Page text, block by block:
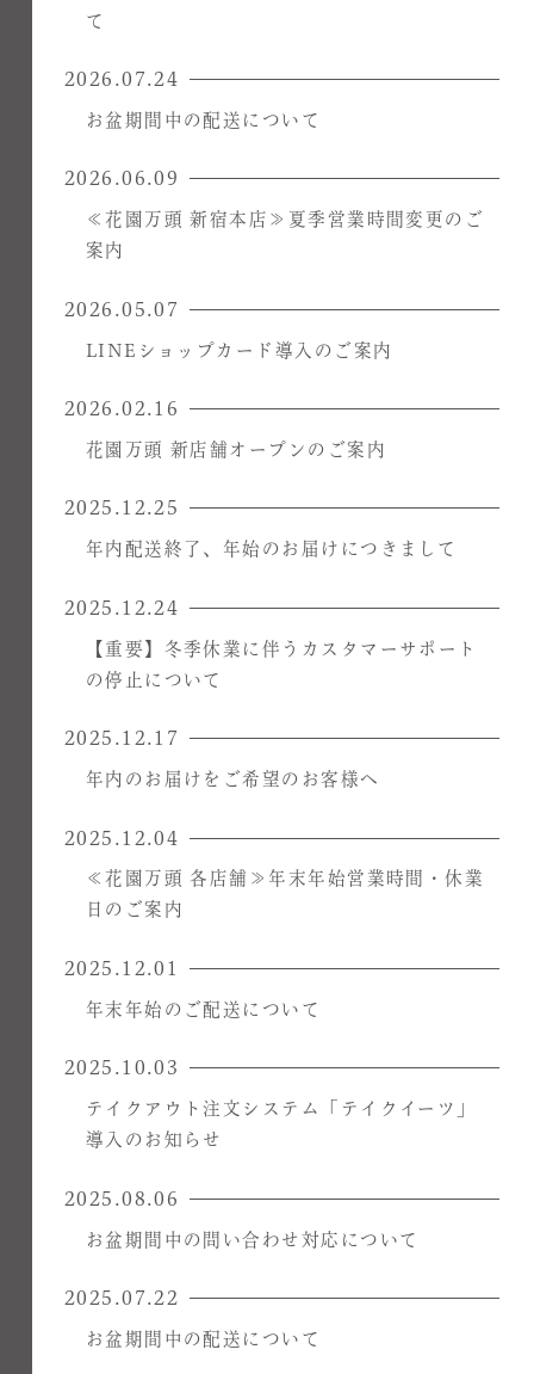
て
2026.07.24
お盆期間中の配送について
2026.06.09
≪花園万頭 新宿本店≫夏季営業時間変更のご
案内
2026.05.07
LINEショップカード導入のご案内
2026.02.16
花園万頭 新店舗オープンのご案内
2025.12.25
年内配送終了、年始のお届けにつきまして
2025.12.24
【重要】冬季休業に伴うカスタマーサポート
の停止について
2025.12.17
年内のお届けをご希望のお客様へ
2025.12.04
≪花園万頭 各店舗≫年末年始営業時間・休業
日のご案内
2025.12.01
年末年始のご配送について
2025.10.03
テイクアウト注文システム「テイクイーツ」
導入のお知らせ
2025.08.06
お盆期間中の問い合わせ対応について
2025.07.22
お盆期間中の配送について